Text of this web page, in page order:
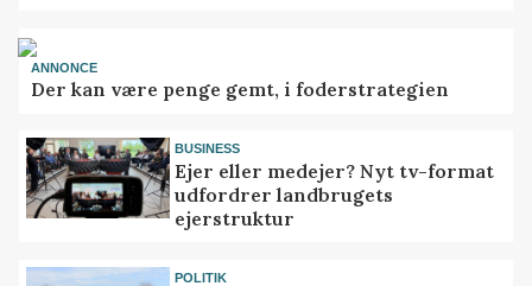
ANNONCE
Der kan være penge gemt, i foderstrategien
BUSINESS
Ejer eller medejer? Nyt tv-format
udfordrer landbrugets
ejerstruktur
POLITIK